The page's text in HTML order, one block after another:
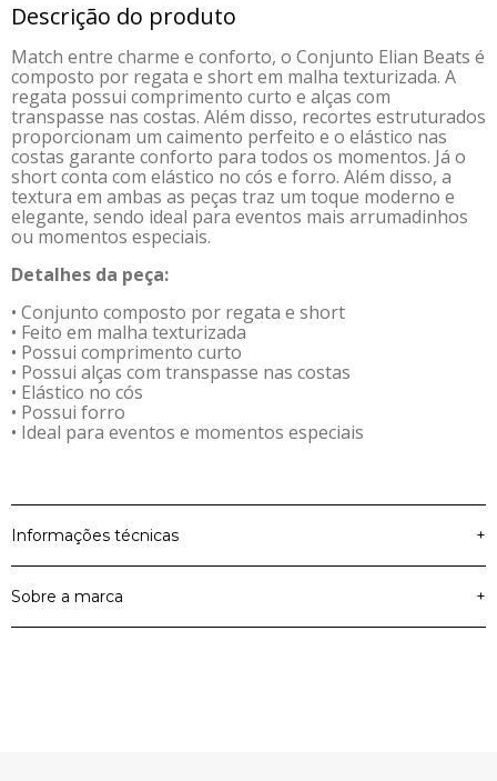
Descrição do produto
Match entre charme e conforto, o Conjunto Elian Beats é
composto por regata e short em malha texturizada. A
regata possui comprimento curto e alças com
transpasse nas costas. Além disso, recortes estruturados
proporcionam um caimento perfeito e o elástico nas
costas garante conforto para todos os momentos. Já o
short conta com elástico no cós e forro. Além disso, a
textura em ambas as peças traz um toque moderno e
elegante, sendo ideal para eventos mais arrumadinhos
ou momentos especiais.
Detalhes da peça:
• Conjunto composto por regata e short
• Feito em malha texturizada
• Possui comprimento curto
• Possui alças com transpasse nas costas
• Elástico no cós
• Possui forro
• Ideal para eventos e momentos especiais
Informações técnicas +
Material Principal Malha Texturizada
Sobre a marca +